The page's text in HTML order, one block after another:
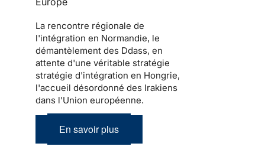
La rencontre régionale de
l'intégration en Normandie, le
démantèlement des Ddass, en
attente d'une véritable stratégie
stratégie d'intégration en Hongrie,
l'accueil désordonné des Irakiens
dans l'Union européenne.
En savoir plus